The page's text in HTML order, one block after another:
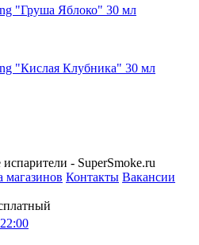
"Груша Яблоко" 30 мл
"Кислая Клубника" 30 мл
- SuperSmoke.ru
магазинов Контакты Вакансии